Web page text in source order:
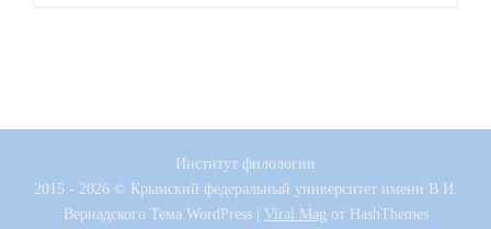
Институт филологии
2015 - 2026 © Крымский федеральный университет имени В.И.
ВернадскогоТема WordPress | Viral Mag от HashThemes